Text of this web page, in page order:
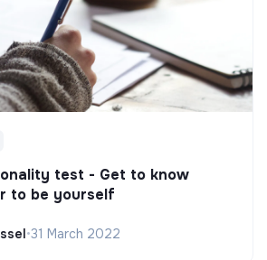
test - Get to know
to be yourself
•31 March 2022